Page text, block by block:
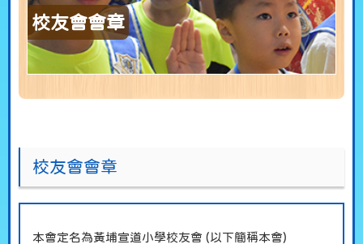
校友會會章
校友會會章
本會定名為黃埔宣道小學校友會 (以下簡稱本會)